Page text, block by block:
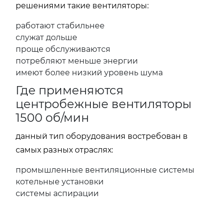
решениями такие вентиляторы:
работают стабильнее
служат дольше
проще обслуживаются
потребляют меньше энергии
имеют более низкий уровень шума
Где применяются
центробежные вентиляторы
1500 об/мин
данный тип оборудования востребован в
самых разных отраслях:
промышленные вентиляционные системы
котельные установки
системы аспирации